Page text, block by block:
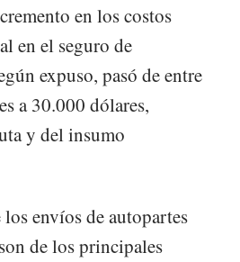
en los costos
en el seguro de
expuso, pasó de entre
a 30.000 dólares,
y del insumo
envíos de autopartes
de los principales